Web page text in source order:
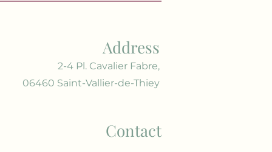
Address
2-4 Pl. Cavalier Fabre,
06460 Saint-Vallier-de-Thiey
Contact